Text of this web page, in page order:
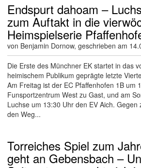
Endspurt dahoam –
zum Auftakt in die
Heimspielserie
von Benjamin Dornow, geschrieben am
Die Erste des Münchner EK startet in das
heimischem Publikum geprägte letzte
Am Freitag ist der EC Pfaffenhofen 1B um
Funsportzentrum West zu Gast, und am
Luchse um 13:30 Uhr den EV Aich. Gegen
den Weg...
Torreiches Spiel zum
geht an Gebensbach –